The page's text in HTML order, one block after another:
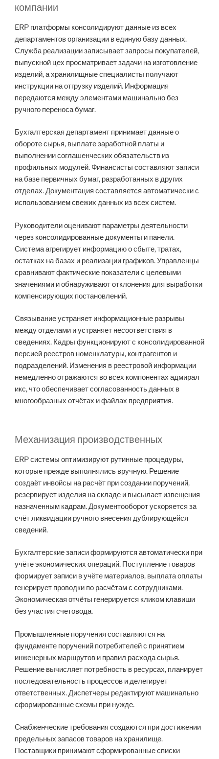
компании
ERP платформы консолидируют данные из всех
департаментов организации в единую базу данных.
Служба реализации записывает запросы покупателей,
выпускной цех просматривает задачи на изготовление
изделий, а хранилищные специалисты получают
инструкции на отгрузку изделий. Информация
передаются между элементами машинально без
ручного переноса бумаг.
Бухгалтерская департамент принимает данные о
обороте сырья, выплате заработной платы и
выполнении соглашенческих обязательств из
профильных модулей. Финансисты составляют записи
на базе первичных бумаг, разработанных в других
отделах. Документация составляется автоматически с
использованием свежих данных из всех систем.
Руководители оценивают параметры деятельности
через консолидированные документы и панели.
Система агрегирует информацию о сбыте, тратах,
остатках на базах и реализации графиков. Управленцы
сравнивают фактические показатели с целевыми
значениями и обнаруживают отклонения для выработки
компенсирующих постановлений.
Связывание устраняет информационные разрывы
между отделами и устраняет несоответствия в
сведениях. Кадры функционируют с консолидированной
версией реестров номенклатуры, контрагентов и
подразделений. Изменения в реестровой информации
немедленно отражаются во всех компонентах адмирал
икс, что обеспечивает согласованность данных в
многообразных отчётах и файлах предприятия.
Механизация производственных
ERP системы оптимизируют рутинные процедуры,
которые прежде выполнялись вручную. Решение
создаёт инвойсы на расчёт при создании поручений,
резервирует изделия на складе и высылает извещения
назначенным кадрам. Документооборот ускоряется за
счёт ликвидации ручного внесения дублирующейся
сведений.
Бухгалтерские записи формируются автоматически при
учёте экономических операций. Поступление товаров
формирует записи в учёте материалов, выплата оплаты
генерирует проводки по расчётам с сотрудниками.
Экономическая отчёты генерируется кликом клавиши
без участия счетовода.
Промышленные поручения составляются на
фундаменте поручений потребителей с принятием
инженерных маршрутов и правил расхода сырья.
Решение вычисляет потребность в ресурсах, планирует
последовательность процессов и делегирует
ответственных. Диспетчеры редактируют машинально
сформированные схемы при нужде.
Снабженческие требования создаются при достижении
предельных запасов товаров на хранилище.
Поставщики принимают сформированные списки